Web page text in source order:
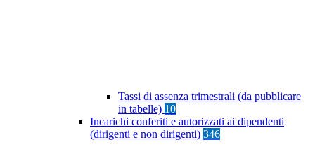
Tassi di assenza trimestrali (da pubblicare
in tabelle) 10
Incarichi conferiti e autorizzati ai dipendenti
(dirigenti e non dirigenti) 346